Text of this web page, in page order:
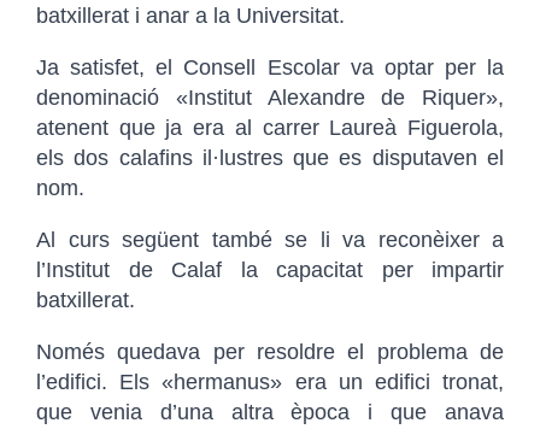
batxillerat i anar a la Universitat.
Ja satisfet, el Consell Escolar va optar per la
denominació «Institut Alexandre de Riquer»,
atenent que ja era al carrer Laureà Figuerola,
els dos calafins il·lustres que es disputaven el
nom.
Al curs següent també se li va reconèixer a
l’Institut de Calaf la capacitat per impartir
batxillerat.
Només quedava per resoldre el problema de
l’edifici. Els «hermanus» era un edifici tronat,
que venia d’una altra època i que anava